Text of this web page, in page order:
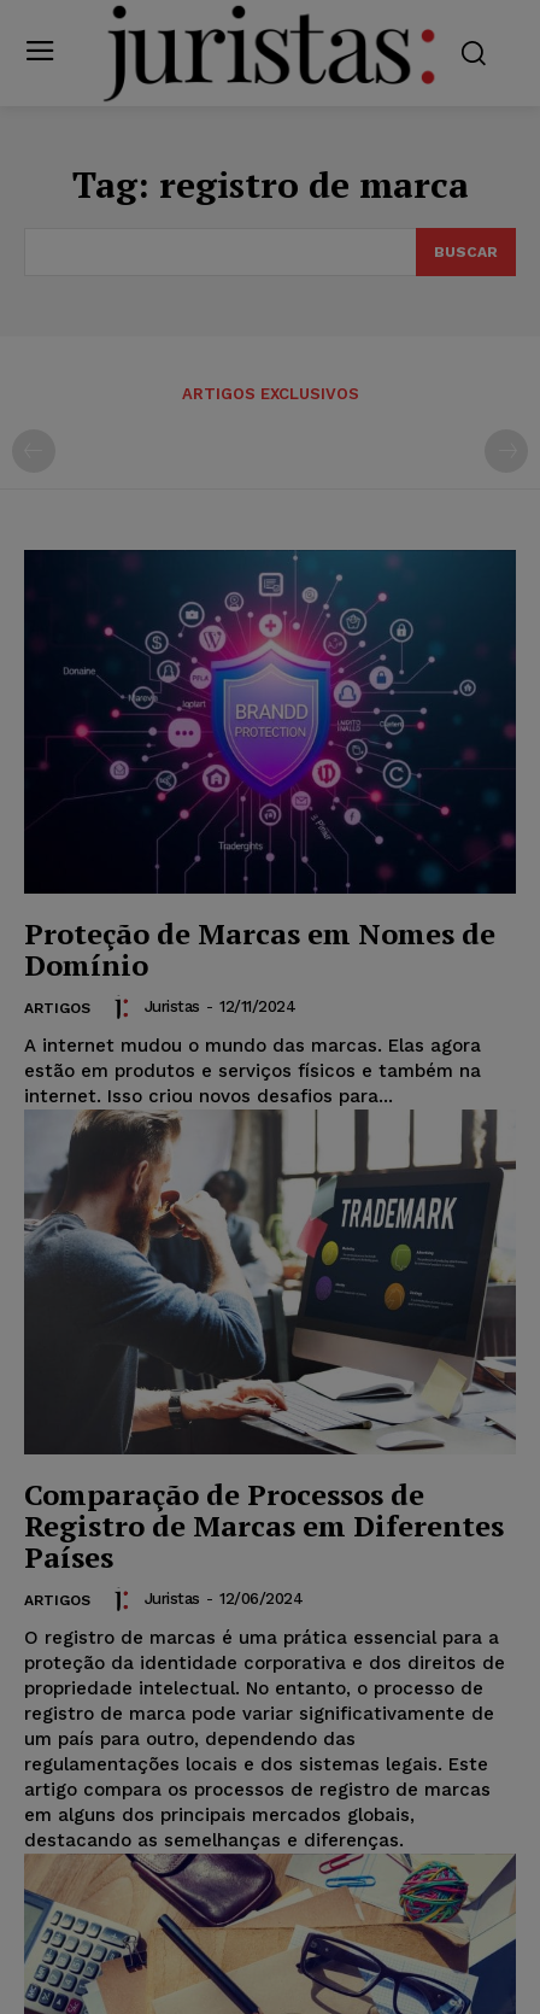
Tag: registro de marca
BUSCAR
ARTIGOS EXCLUSIVOS
Proteção de Marcas em Nomes de
Domínio
ARTIGOS Juristas - 12/11/2024
A internet mudou o mundo das marcas. Elas agora
estão em produtos e serviços físicos e também na
internet. Isso criou novos desafios para...
Comparação de Processos de
Registro de Marcas em Diferentes
Países
ARTIGOS Juristas - 12/06/2024
O registro de marcas é uma prática essencial para a
proteção da identidade corporativa e dos direitos de
propriedade intelectual. No entanto, o processo de
registro de marca pode variar significativamente de
um país para outro, dependendo das
regulamentações locais e dos sistemas legais. Este
artigo compara os processos de registro de marcas
em alguns dos principais mercados globais,
destacando as semelhanças e diferenças.